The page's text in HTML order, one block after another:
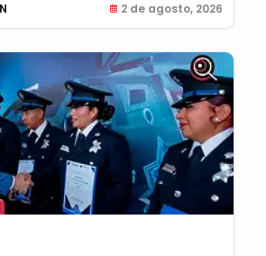
2 de agosto, 2026